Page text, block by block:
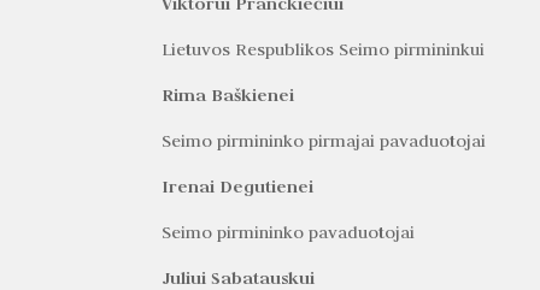
Lietuvos Respublikos Seimo pirmininkui
Rima Baškienei
Seimo pirmininko pirmajai pavaduotojai
Irenai Degutienei
Seimo pirmininko pavaduotojai
Juliui Sabatauskui